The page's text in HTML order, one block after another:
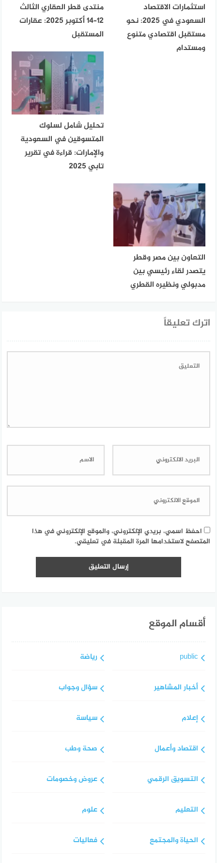
استثمارات الاقتصاد
السعودي في 2025: نحو
مستقبل اقتصادي متنوع
ومستدام
منتدى قطر العقاري الثالث
12–14 أكتوبر 2025: عقارات
المستقبل
تحليل شامل لسلوك
المتسوقين في السعودية
والإمارات: قراءة في تقرير
تابي 2025
التعاون بين مصر وقطر
يتصدر لقاء رئيسي بين
مدبولي ونظيره القطري
اترك تعليقاً
احفظ اسمي، بريدي الإلكتروني، والموقع الإلكتروني في هذا
المتصفح لاستخدامها المرة المقبلة في تعليقي.
أقسام الموقع
public
أخبار المشاهير
إعلام
اقتصاد وأعمال
التسويق الرقمي
التعليم
الحياة والمجتمع
رياضة
سؤال وجواب
سياسة
صحة وطب
عروض وخصومات
علوم
فعاليات